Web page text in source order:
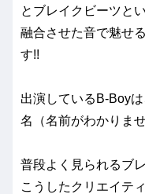
とブレイクビーツと
融合させた音で魅せ
す!!
出演しているB-Boy
名（名前がわかりま
普段よく見られるブ
こうしたクリエイテ